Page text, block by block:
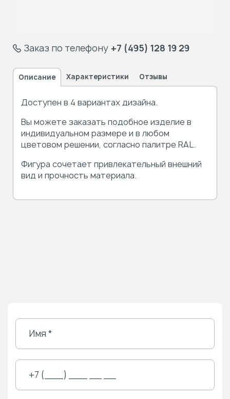
Заказ по телефону +7 (495) 128 19 29
Описание Характеристики Отзывы
Доступен в 4 вариантах дизайна.
Вы можете заказать подобное изделие в
индивидуальном размере и в любом
цветовом решении, согласно палитре RAL.
Фигура сочетает привлекательный внешний
вид и прочность материала.